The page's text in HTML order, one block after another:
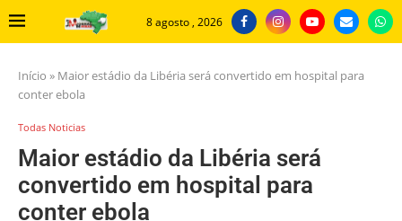
8 agosto , 2026
Início » Maior estádio da Libéria será convertido em hospital para
conter ebola
Todas Noticias
Maior estádio da Libéria será
convertido em hospital para
conter ebola